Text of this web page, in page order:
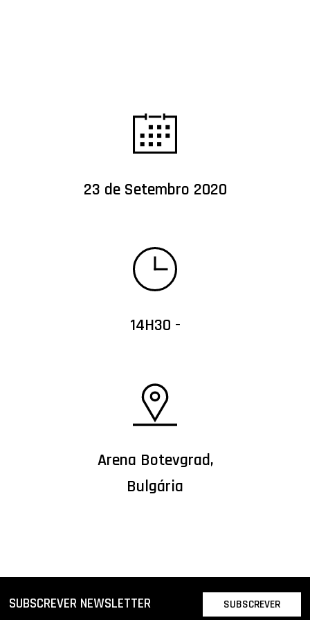
23 de Setembro 2020
14H30 -
Arena Botevgrad,
Bulgária
SUBSCREVER NEWSLETTER SUBSCREVER